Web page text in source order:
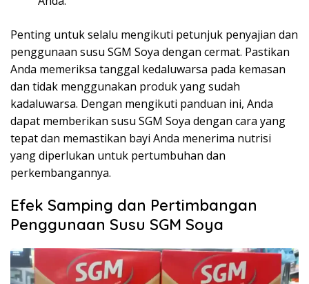
Penting untuk selalu mengikuti petunjuk penyajian dan
penggunaan susu SGM Soya dengan cermat. Pastikan
Anda memeriksa tanggal kedaluwarsa pada kemasan
dan tidak menggunakan produk yang sudah
kadaluwarsa. Dengan mengikuti panduan ini, Anda
dapat memberikan susu SGM Soya dengan cara yang
tepat dan memastikan bayi Anda menerima nutrisi
yang diperlukan untuk pertumbuhan dan
perkembangannya.
Efek Samping dan Pertimbangan
Penggunaan Susu SGM Soya